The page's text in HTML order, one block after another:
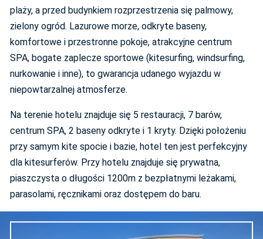
plaży, a przed budynkiem rozprzestrzenia się palmowy,
zielony ogród. Lazurowe morze, odkryte baseny,
komfortowe i przestronne pokoje, atrakcyjne centrum
SPA, bogate zaplecze sportowe (kitesurfing, windsurfing,
nurkowanie i inne), to gwarancja udanego wyjazdu w
niepowtarzalnej atmosferze.
Na terenie hotelu znajduje się 5 restauracji, 7 barów,
centrum SPA, 2 baseny odkryte i 1 kryty. Dzięki położeniu
przy samym kite spocie i bazie, hotel ten jest perfekcyjny
dla kitesurferów. Przy hotelu znajduje się prywatna,
piaszczysta o długości 1200m z bezpłatnymi leżakami,
parasolami, ręcznikami oraz dostępem do baru.